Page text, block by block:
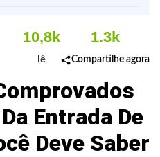
10,8k
lê
1.3k
Compartilhe agora
Entrada De
Deve Saber